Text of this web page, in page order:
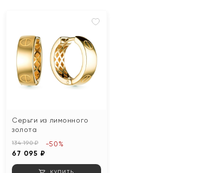
Серьги из лимонного
золота
134 190 ₽
67 095 ₽
-50%
КУПИТЬ